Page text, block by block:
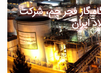
گاز فجر جم، شرکت
ایران